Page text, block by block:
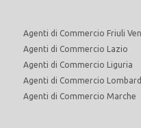
Agenti di Commercio Friuli
Agenti di Commercio Lazio
Agenti di Commercio Liguria
Agenti di Commercio
Agenti di Commercio Marche